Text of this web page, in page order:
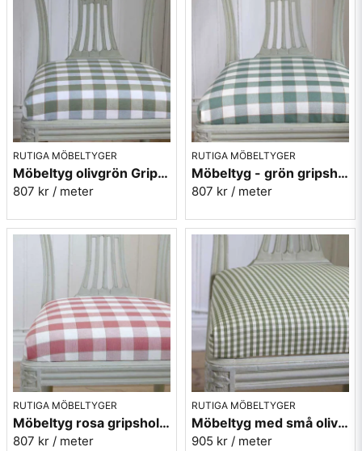
RUTIGA MÖBELTYGER
Möbeltyg olivgrön Gripsholmsruta - Ekeby nr.72
807 kr / meter
RUTIGA MÖBELTYGER
Möbeltyg - grön gripsholmsruta - Ekeby nr. 71
807 kr / meter
RUTIGA MÖBELTYGER
Möbeltyg rosa gripsholmsruta - Ekeby nr.31
807 kr / meter
RUTIGA MÖBELTYGER
Möbeltyg med små olivgröna rutor - Lill Ruta 278
905 kr / meter
Ericsson.
Mera rutiga möbeltyger